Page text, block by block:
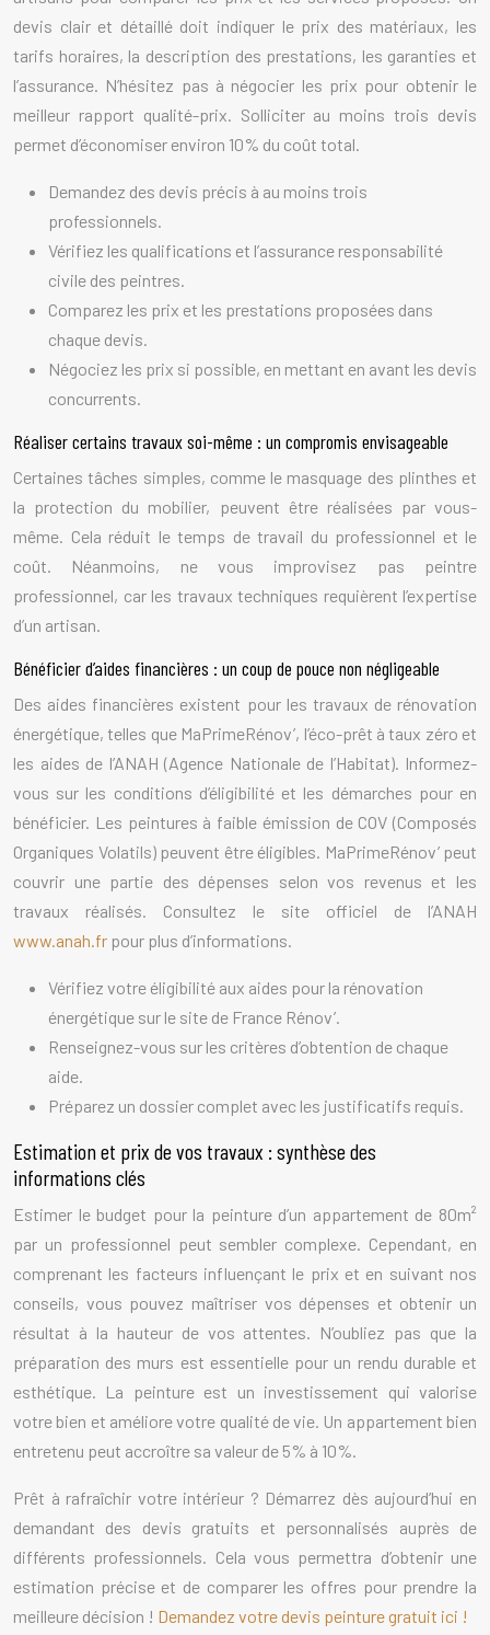
devis clair et détaillé doit indiquer le prix des matériaux, les
tarifs horaires, la description des prestations, les garanties et
l’assurance. N’hésitez pas à négocier les prix pour obtenir le
meilleur rapport qualité-prix. Solliciter au moins trois devis
permet d’économiser environ 10% du coût total.
Demandez des devis précis à au moins trois
professionnels.
Vérifiez les qualifications et l’assurance responsabilité
civile des peintres.
Comparez les prix et les prestations proposées dans
chaque devis.
Négociez les prix si possible, en mettant en avant les devis
concurrents.
Réaliser certains travaux soi-même : un compromis envisageable
Certaines tâches simples, comme le masquage des plinthes et
la protection du mobilier, peuvent être réalisées par vous-
même. Cela réduit le temps de travail du professionnel et le
coût. Néanmoins, ne vous improvisez pas peintre
professionnel, car les travaux techniques requièrent l’expertise
d’un artisan.
Bénéficier d’aides financières : un coup de pouce non négligeable
Des aides financières existent pour les travaux de rénovation
énergétique, telles que MaPrimeRénov’, l’éco-prêt à taux zéro et
les aides de l’ANAH (Agence Nationale de l’Habitat). Informez-
vous sur les conditions d’éligibilité et les démarches pour en
bénéficier. Les peintures à faible émission de COV (Composés
Organiques Volatils) peuvent être éligibles. MaPrimeRénov’ peut
couvrir une partie des dépenses selon vos revenus et les
travaux réalisés. Consultez le site officiel de l’ANAH
www.anah.fr pour plus d’informations.
Vérifiez votre éligibilité aux aides pour la rénovation
énergétique sur le site de France Rénov’.
Renseignez-vous sur les critères d’obtention de chaque
aide.
Préparez un dossier complet avec les justificatifs requis.
Estimation et prix de vos travaux : synthèse des
informations clés
Estimer le budget pour la peinture d’un appartement de 80m²
par un professionnel peut sembler complexe. Cependant, en
comprenant les facteurs influençant le prix et en suivant nos
conseils, vous pouvez maîtriser vos dépenses et obtenir un
résultat à la hauteur de vos attentes. N’oubliez pas que la
préparation des murs est essentielle pour un rendu durable et
esthétique. La peinture est un investissement qui valorise
votre bien et améliore votre qualité de vie. Un appartement bien
entretenu peut accroître sa valeur de 5% à 10%.
Prêt à rafraîchir votre intérieur ? Démarrez dès aujourd’hui en
demandant des devis gratuits et personnalisés auprès de
différents professionnels. Cela vous permettra d’obtenir une
estimation précise et de comparer les offres pour prendre la
meilleure décision ! Demandez votre devis peinture gratuit ici !